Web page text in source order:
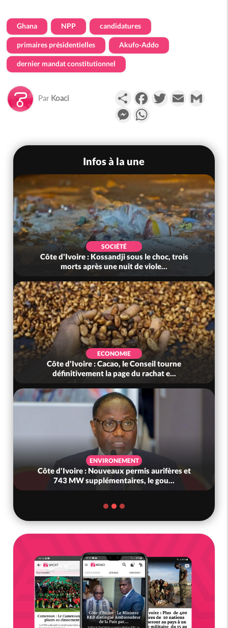
Ghana NPP candidatures
primaires présidentielles Akufo-Addo
dernier mandat constitutionnel
Par Koaci PartagerFacebookTwitterEmail
Messenger
Infos à la une
SOCIÉTÉ
Côte d'Ivoire : Kossandji sous le choc, trois
morts après une nuit de viole...
ECONOMIE
Côte d'Ivoire : Cacao, le Conseil tourne
définitivement la page du rachat e...
ENVIRONEMENT
Côte d'Ivoire : Nouveaux permis aurifères et
743 MW supplémentaires, le gou...